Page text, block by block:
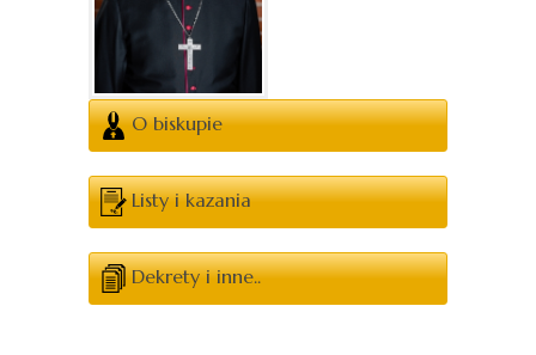
O biskupie
Listy i kazania
Dekrety i inne..